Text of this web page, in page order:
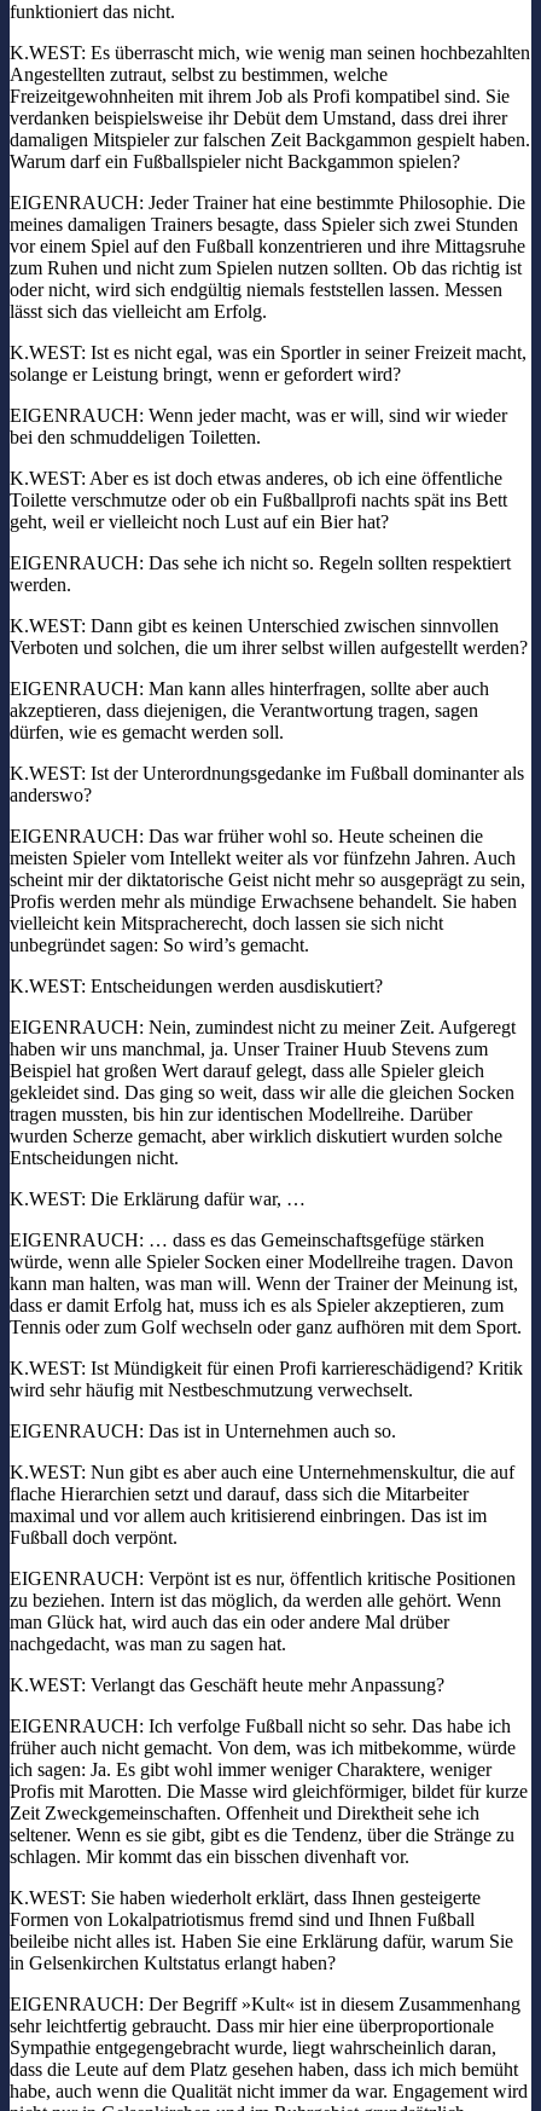
funktioniert das nicht.
K.WEST: Es überrascht mich, wie wenig man seinen hochbezahlten
Angestellten zutraut, selbst zu bestimmen, welche
Freizeitgewohnheiten mit ihrem Job als Profi kompatibel sind. Sie
verdanken beispielsweise ihr Debüt dem Umstand, dass drei ihrer
damaligen Mitspieler zur falschen Zeit Backgammon gespielt haben.
Warum darf ein Fußballspieler nicht Backgammon spielen?
EIGENRAUCH: Jeder Trainer hat eine bestimmte Philosophie. Die
meines damaligen Trainers besagte, dass Spieler sich zwei Stunden
vor einem Spiel auf den Fußball konzentrieren und ihre Mittagsruhe
zum Ruhen und nicht zum Spielen nutzen sollten. Ob das richtig ist
oder nicht, wird sich endgültig niemals feststellen lassen. Messen
lässt sich das vielleicht am Erfolg.
K.WEST: Ist es nicht egal, was ein Sportler in seiner Freizeit macht,
solange er Leistung bringt, wenn er gefordert wird?
EIGENRAUCH: Wenn jeder macht, was er will, sind wir wieder
bei den schmuddeligen Toiletten.
K.WEST: Aber es ist doch etwas anderes, ob ich eine öffentliche
Toilette verschmutze oder ob ein Fußballprofi nachts spät ins Bett
geht, weil er vielleicht noch Lust auf ein Bier hat?
EIGENRAUCH: Das sehe ich nicht so. Regeln sollten respektiert
werden.
K.WEST: Dann gibt es keinen Unterschied zwischen sinnvollen
Verboten und solchen, die um ihrer selbst willen aufgestellt werden?
EIGENRAUCH: Man kann alles hinterfragen, sollte aber auch
akzeptieren, dass diejenigen, die Verantwortung tragen, sagen
dürfen, wie es gemacht werden soll.
K.WEST: Ist der Unterordnungsgedanke im Fußball dominanter als
anderswo?
EIGENRAUCH: Das war früher wohl so. Heute scheinen die
meisten Spieler vom Intellekt weiter als vor fünfzehn Jahren. Auch
scheint mir der diktatorische Geist nicht mehr so ausgeprägt zu sein,
Profis werden mehr als mündige Erwachsene behandelt. Sie haben
vielleicht kein Mitspracherecht, doch lassen sie sich nicht
unbegründet sagen: So wird’s gemacht.
K.WEST: Entscheidungen werden ausdiskutiert?
EIGENRAUCH: Nein, zumindest nicht zu meiner Zeit. Aufgeregt
haben wir uns manchmal, ja. Unser Trainer Huub Stevens zum
Beispiel hat großen Wert darauf gelegt, dass alle Spieler gleich
gekleidet sind. Das ging so weit, dass wir alle die gleichen Socken
tragen mussten, bis hin zur identischen Modellreihe. Darüber
wurden Scherze gemacht, aber wirklich diskutiert wurden solche
Entscheidungen nicht.
K.WEST: Die Erklärung dafür war, …
EIGENRAUCH: … dass es das Gemeinschaftsgefüge stärken
würde, wenn alle Spieler Socken einer Modellreihe tragen. Davon
kann man halten, was man will. Wenn der Trainer der Meinung ist,
dass er damit Erfolg hat, muss ich es als Spieler akzeptieren, zum
Tennis oder zum Golf wechseln oder ganz aufhören mit dem Sport.
K.WEST: Ist Mündigkeit für einen Profi karriereschädigend? Kritik
wird sehr häufig mit Nestbeschmutzung verwechselt.
EIGENRAUCH: Das ist in Unternehmen auch so.
K.WEST: Nun gibt es aber auch eine Unternehmenskultur, die auf
flache Hierarchien setzt und darauf, dass sich die Mitarbeiter
maximal und vor allem auch kritisierend einbringen. Das ist im
Fußball doch verpönt.
EIGENRAUCH: Verpönt ist es nur, öffentlich kritische Positionen
zu beziehen. Intern ist das möglich, da werden alle gehört. Wenn
man Glück hat, wird auch das ein oder andere Mal drüber
nachgedacht, was man zu sagen hat.
K.WEST: Verlangt das Geschäft heute mehr Anpassung?
EIGENRAUCH: Ich verfolge Fußball nicht so sehr. Das habe ich
früher auch nicht gemacht. Von dem, was ich mitbekomme, würde
ich sagen: Ja. Es gibt wohl immer weniger Charaktere, weniger
Profis mit Marotten. Die Masse wird gleichförmiger, bildet für kurze
Zeit Zweckgemeinschaften. Offenheit und Direktheit sehe ich
seltener. Wenn es sie gibt, gibt es die Tendenz, über die Stränge zu
schlagen. Mir kommt das ein bisschen divenhaft vor.
K.WEST: Sie haben wiederholt erklärt, dass Ihnen gesteigerte
Formen von Lokalpatriotismus fremd sind und Ihnen Fußball
beileibe nicht alles ist. Haben Sie eine Erklärung dafür, warum Sie
in Gelsenkirchen Kultstatus erlangt haben?
EIGENRAUCH: Der Begriff »Kult« ist in diesem Zusammenhang
sehr leichtfertig gebraucht. Dass mir hier eine überproportionale
Sympathie entgegengebracht wurde, liegt wahrscheinlich daran,
dass die Leute auf dem Platz gesehen haben, dass ich mich bemüht
habe, auch wenn die Qualität nicht immer da war. Engagement wird